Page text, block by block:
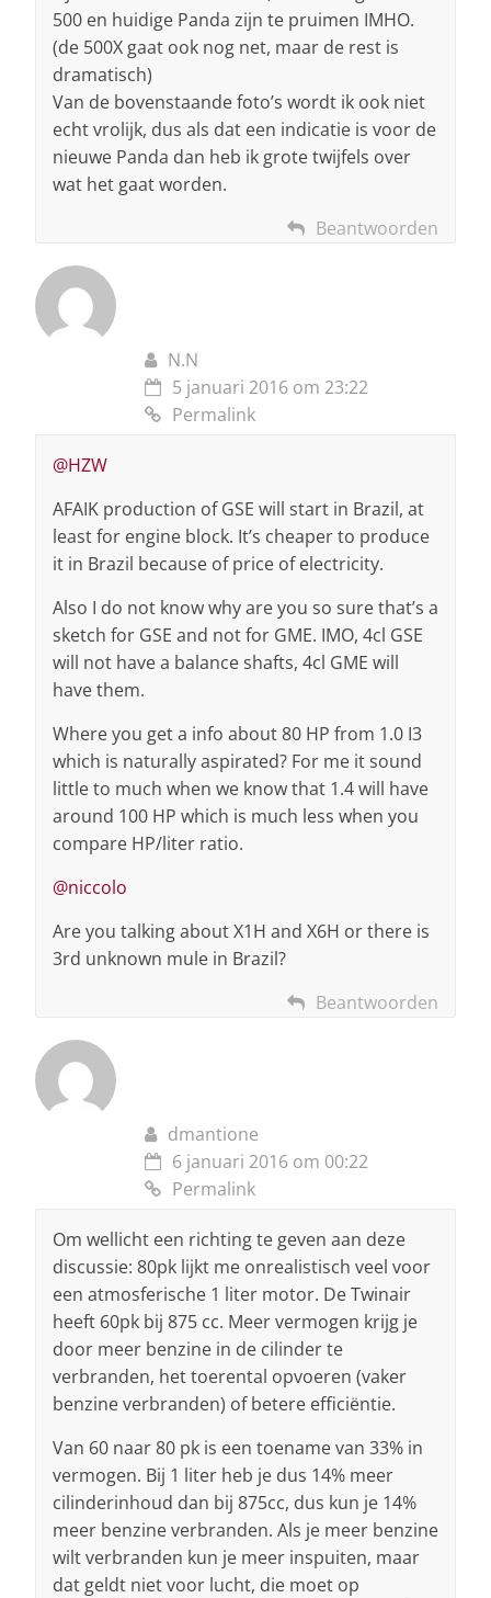
500 en huidige Panda zijn te pruimen IMHO.
(de 500X gaat ook nog net, maar de rest is
dramatisch)
Van de bovenstaande foto’s wordt ik ook niet
echt vrolijk, dus als dat een indicatie is voor de
nieuwe Panda dan heb ik grote twijfels over
wat het gaat worden.
Beantwoorden
N.N
5 januari 2016 om 23:22
Permalink
@HZW
AFAIK production of GSE will start in Brazil, at
least for engine block. It’s cheaper to produce
it in Brazil because of price of electricity.
Also I do not know why are you so sure that’s a
sketch for GSE and not for GME. IMO, 4cl GSE
will not have a balance shafts, 4cl GME will
have them.
Where you get a info about 80 HP from 1.0 I3
which is naturally aspirated? For me it sound
little to much when we know that 1.4 will have
around 100 HP which is much less when you
compare HP/liter ratio.
@niccolo
Are you talking about X1H and X6H or there is
3rd unknown mule in Brazil?
Beantwoorden
dmantione
6 januari 2016 om 00:22
Permalink
Om wellicht een richting te geven aan deze
discussie: 80pk lijkt me onrealistisch veel voor
een atmosferische 1 liter motor. De Twinair
heeft 60pk bij 875 cc. Meer vermogen krijg je
door meer benzine in de cilinder te
verbranden, het toerental opvoeren (vaker
benzine verbranden) of betere efficiëntie.
Van 60 naar 80 pk is een toename van 33% in
vermogen. Bij 1 liter heb je dus 14% meer
cilinderinhoud dan bij 875cc, dus kun je 14%
meer benzine verbranden. Als je meer benzine
wilt verbranden kun je meer inspuiten, maar
dat geldt niet voor lucht, die moet op